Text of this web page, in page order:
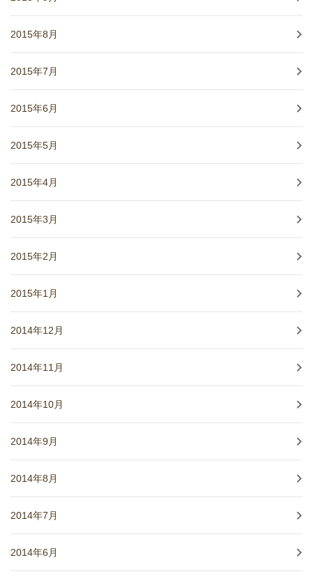
2015年8月
2015年7月
2015年6月
2015年5月
2015年4月
2015年3月
2015年2月
2015年1月
2014年12月
2014年11月
2014年10月
2014年9月
2014年8月
2014年7月
2014年6月